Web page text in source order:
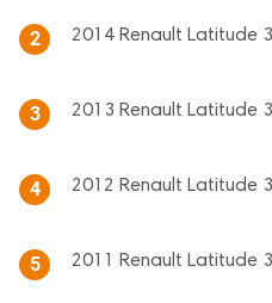
2 2014 Renault Latitude
3 2013 Renault Latitude
4 2012 Renault Latitude
5 2011 Renault Latitude